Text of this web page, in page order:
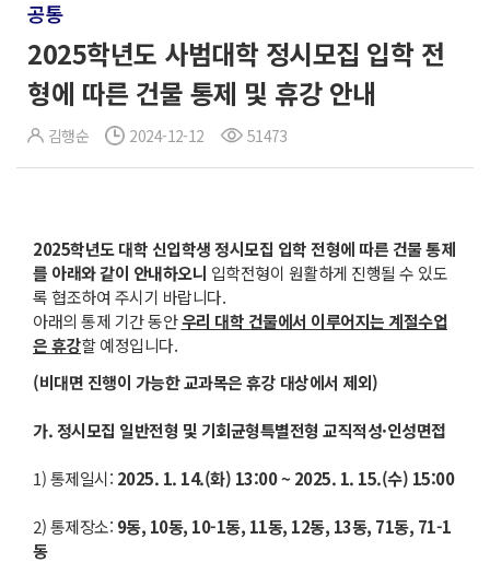
공통
2025학년도 사범대학 정시모집 입학 전
형에 따른 건물 통제 및 휴강 안내
김행순 2024-12-12 51473
2025학년도 대학 신입학생 정시모집 입학 전형에 따른 건물 통제
를 아래와 같이 안내하오니 입학전형이 원활하게 진행될 수 있도
록 협조하여 주시기 바랍니다.
아래의 통제 기간 동안우리 대학 건물에서 이루어지는 계절수업
은 휴강할 예정입니다.
(비대면 진행이 가능한 교과목은 휴강 대상에서 제외)
가.정시모집 일반전형 및 기회균형특별전형 교직적성·인성면접
1) 통제일시: 2025. 1. 14.(화) 13:00 ~ 2025. 1. 15.(수) 15:00
2) 통제장소: 9동, 10동, 10-1동, 11동, 12동, 13동, 71동, 71-1
동